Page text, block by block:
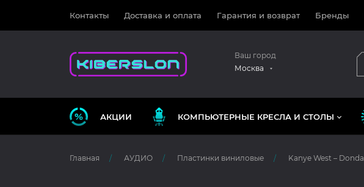
Контакты Доставка и оплата Гарантия и возврат Бренды
Ваш город
Москва
АКЦИИ КОМПЬЮТЕРНЫЕ КРЕСЛА И СТОЛЫ
Главная АУДИО Пластинки виниловые Kanye West – Donda